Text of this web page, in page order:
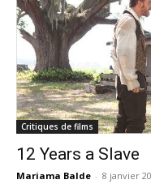
Critiques de films
12 Years a Slave
Mariama Balde - 8 janvier